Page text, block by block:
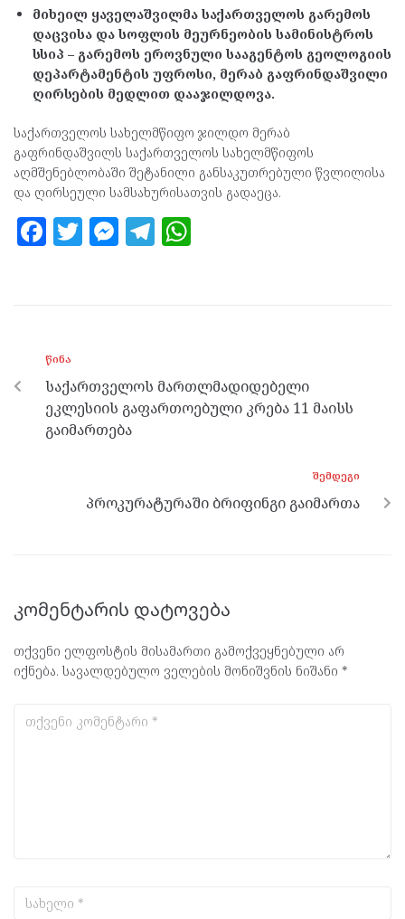
მიხეილ ყაველაშვილმა საქართველოს გარემოს
დაცვისა და სოფლის მეურნეობის სამინისტროს
სსიპ – გარემოს ეროვნული სააგენტოს გეოლოგიის
დეპარტამენტის უფროსი, მერაბ გაფრინდაშვილი
ღირსების მედლით დააჯილდოვა.
საქართველოს სახელმწიფო ჯილდო მერაბ
გაფრინდაშვილს საქართველოს სახელმწიფოს
აღმშენებლობაში შეტანილი განსაკუთრებული წვლილისა
და ღირსეული სამსახურისათვის გადაეცა.
F
o
o
k
T M
er
T
m p
p
ᲬᲘᲜᲐ
საქართველოს მართლმადიდებელი
ეკლესიის გაფართოებული კრება 11 მაისს
გაიმართება
ᲨᲔᲛᲓᲔᲒᲘ
პროკურატურაში ბრიფინგი გაიმართა
კომენტარის დატოვება
თქვენი ელფოსტის მისამართი გამოქვეყნებული არ
იქნება. სავალდებულო ველების მონიშვნის ნიშანი *